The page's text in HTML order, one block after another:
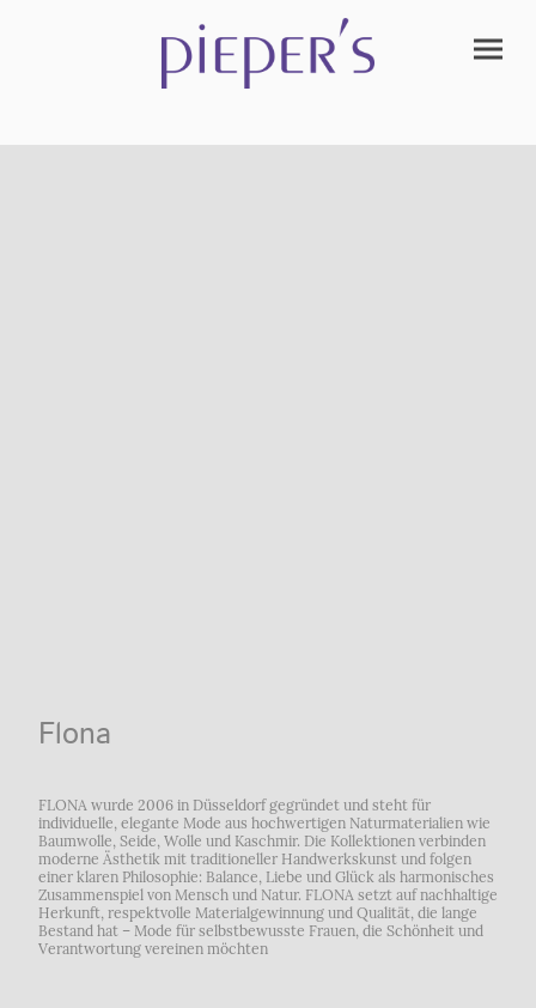
Flona
FLONA wurde 2006 in Düsseldorf gegründet und steht für
individuelle, elegante Mode aus hochwertigen Naturmaterialien wie
Baumwolle, Seide, Wolle und Kaschmir. Die Kollektionen verbinden
moderne Ästhetik mit traditioneller Handwerkskunst und folgen
einer klaren Philosophie: Balance, Liebe und Glück als harmonisches
Zusammenspiel von Mensch und Natur. FLONA setzt auf nachhaltige
Herkunft, respektvolle Materialgewinnung und Qualität, die lange
Bestand hat – Mode für selbstbewusste Frauen, die Schönheit und
Verantwortung vereinen möchten